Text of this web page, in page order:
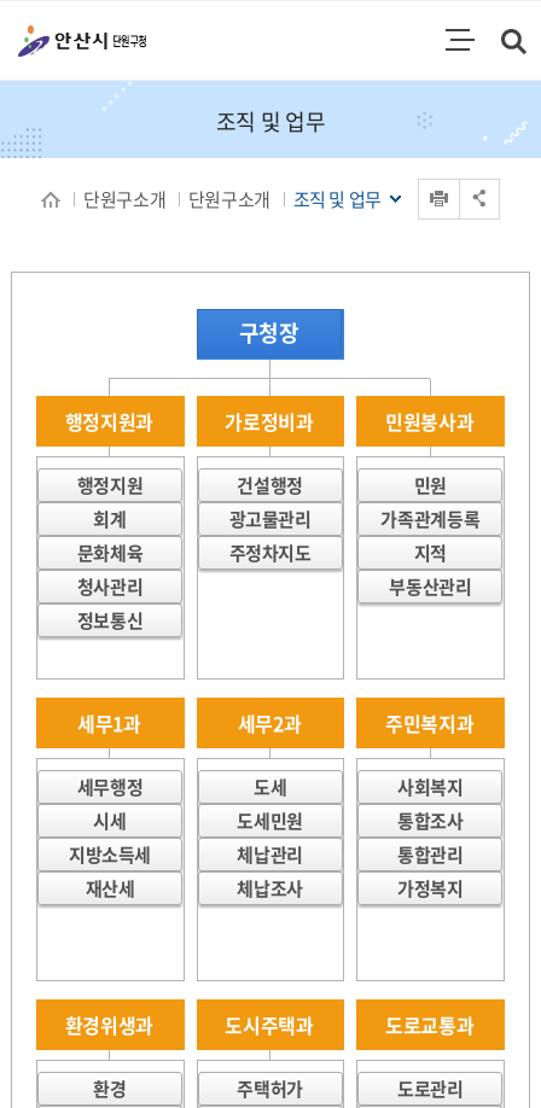
주메뉴
조직 및 업무
단원구소개 단원구소개 조직 및 업무
구청장
행정지원과
행정지원
회계
문화체육
청사관리
정보통신
가로정비과
건설행정
광고물관리
주정차지도
민원봉사과
민원
가족관계등록
지적
부동산관리
세무1과
세무행정
시세
지방소득세
재산세
세무2과
도세
도세민원
체납관리
체납조사
주민복지과
사회복지
통합조사
통합관리
가정복지
환경위생과
환경
도시주택과
주택허가
도로교통과
도로관리